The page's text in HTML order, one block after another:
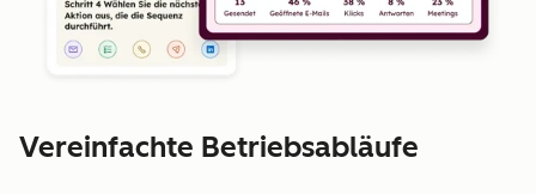
Vereinfachte Betriebsabläufe